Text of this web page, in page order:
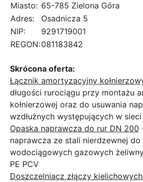
Miasto: 65-785 Zielona Góra
Adres:
Osadnicza 5
NIP:
9291719001
REGON:081183842
Skrócona oferta:
Łącznik amortyzacyjny
długości rurociągu przy montażu
kołnierzowej oraz do usuwania
wzdłużnych występujących w sieci
Opaska naprawcza do rur DN 200
naprawcza ze stali nierdzewnej do
wodociągowych gazowych
PE PCV
Doszczelniacz złączy kielichowych